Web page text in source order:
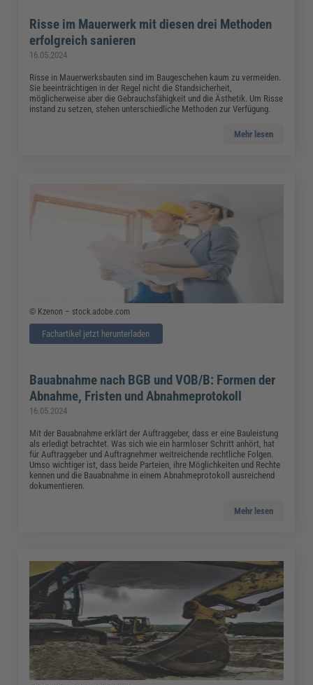
Risse im Mauerwerk mit diesen drei Methoden
erfolgreich sanieren
16.05.2024
Risse in Mauerwerksbauten sind im Baugeschehen kaum zu vermeiden.
Sie beeinträchtigen in der Regel nicht die Standsicherheit,
möglicherweise aber die Gebrauchsfähigkeit und die Ästhetik. Um Risse
instand zu setzen, stehen unterschiedliche Methoden zur Verfügung.
Mehr lesen
© Kzenon – stock.adobe.com
Fachartikel jetzt herunterladen
Bauabnahme nach BGB und VOB/B: Formen der
Abnahme, Fristen und Abnahmeprotokoll
16.05.2024
Mit der Bauabnahme erklärt der Auftraggeber, dass er eine Bauleistung
als erledigt betrachtet. Was sich wie ein harmloser Schritt anhört, hat
für Auftraggeber und Auftragnehmer weitreichende rechtliche Folgen.
Umso wichtiger ist, dass beide Parteien, ihre Möglichkeiten und Rechte
kennen und die Bauabnahme in einem Abnahmeprotokoll ausreichend
dokumentieren.
Mehr lesen